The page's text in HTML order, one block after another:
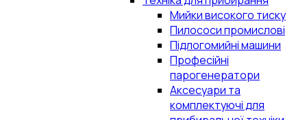
Мийки високого тиску
Пилососи промислові
Підлогомийні машини
Професійні
парогенератори
Аксесуари та
комплектуючі для